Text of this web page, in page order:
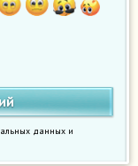
данных и